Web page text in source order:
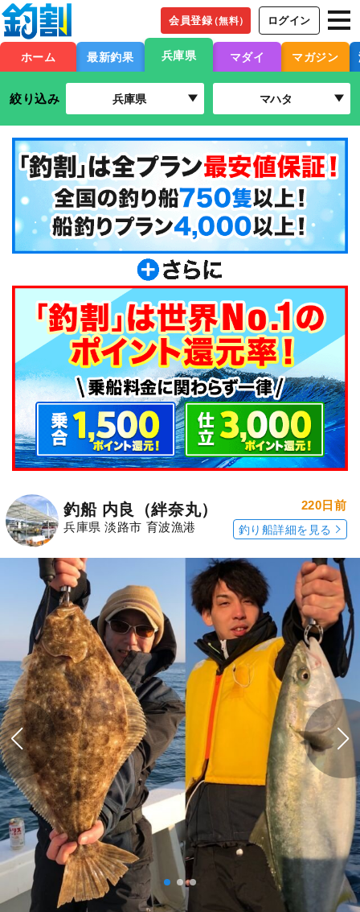
会員登録（無料） ログイン
ホーム 最新釣果 兵庫県 マダイ マガジン
絞り込み 兵庫県 マハタ
釣船 内良（絆奈丸）
兵庫県 淡路市 育波漁港
220日前
釣り船詳細を見る